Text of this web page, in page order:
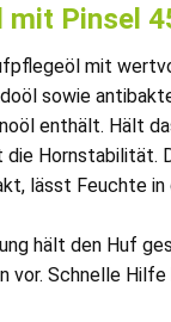
mit Pinsel
mit
sowie
enthält. Hält
Hornstabilität.
lässt Feuchte in
hält den Huf
vor. Schnelle